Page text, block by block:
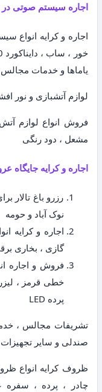
اجاره سیستم صوتی در
اجاره و کرایه انواع
یاماها و خدمات
لوازم آتشبازی و نور
فروش انواع لوازم آتش
مشعل ، دود رنگی
اجاره و کرایه جایگاه
رزرو باغ
نوک آباد و حومه
اجاره و کرایه
گازی ، بخاری
فروش و اجاره
خطی قرمز ،
پرده LED
تشریفات مجالس ،
صندلی و سایر
ظروف کرایه انواع
چادر ، پرده ، سفره